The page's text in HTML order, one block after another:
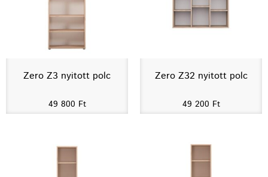
Zero Z3 nyitott polc
49 800 Ft
Zero Z32 nyitott polc
49 200 Ft